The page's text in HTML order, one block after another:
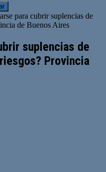
para cubrir suplencias de
de Buenos Aires
suplencias de
Provincia